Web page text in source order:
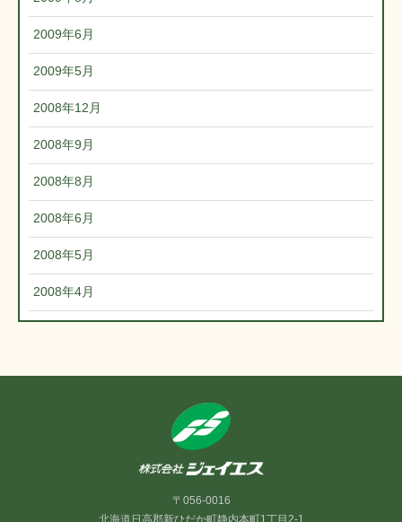
2009年6月
2009年5月
2008年12月
2008年9月
2008年8月
2008年6月
2008年5月
2008年4月
〒056-0016
北海道日高郡新ひだか町静内本町1丁目2-1